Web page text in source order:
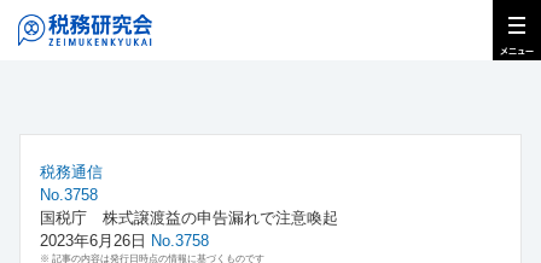
税務通信
No.3758
国税庁 株式譲渡益の申告漏れで注意喚起
2023年6月26日 No.3758
※ 記事の内容は発行日時点の情報に基づくものです